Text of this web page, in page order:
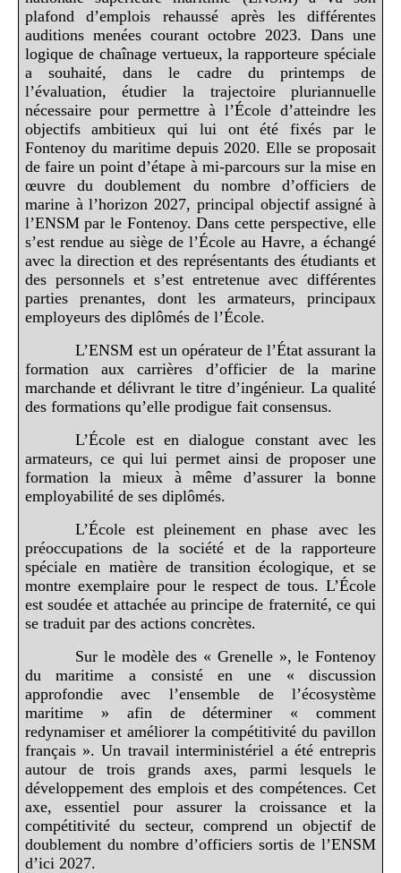
plafond d’emplois rehaussé après les différentes
auditions menées courant octobre 2023. Dans une
logique de chaînage vertueux, la rapporteure spéciale
a souhaité, dans le cadre du printemps de
l’évaluation, étudier la trajectoire pluriannuelle
nécessaire pour permettre à l’École d’atteindre les
objectifs ambitieux qui lui ont été fixés par le
Fontenoy du maritime depuis 2020. Elle se proposait
de faire un point d’étape à mi-parcours sur la mise en
œuvre du doublement du nombre d’officiers de
marine à l’horizon 2027, principal objectif assigné à
l’ENSM par le Fontenoy. Dans cette perspective, elle
s’est rendue au siège de l’École au Havre, a échangé
avec la direction et des représentants des étudiants et
des personnels et s’est entretenue avec différentes
parties prenantes, dont les armateurs, principaux
employeurs des diplômés de l’École.
L’ENSM est un opérateur de l’État assurant la
formation aux carrières d’officier de la marine
marchande et délivrant le titre d’ingénieur. La qualité
des formations qu’elle prodigue fait consensus.
L’École est en dialogue constant avec les
armateurs, ce qui lui permet ainsi de proposer une
formation la mieux à même d’assurer la bonne
employabilité de ses diplômés.
L’École est pleinement en phase avec les
préoccupations de la société et de la rapporteure
spéciale en matière de transition écologique, et se
montre exemplaire pour le respect de tous. L’École
est soudée et attachée au principe de fraternité, ce qui
se traduit par des actions concrètes.
Sur le modèle des « Grenelle », le Fontenoy
du maritime a consisté en une « discussion
approfondie avec l’ensemble de l’écosystème
maritime » afin de déterminer « comment
redynamiser et améliorer la compétitivité du pavillon
français ». Un travail interministériel a été entrepris
autour de trois grands axes, parmi lesquels le
développement des emplois et des compétences. Cet
axe, essentiel pour assurer la croissance et la
compétitivité du secteur, comprend un objectif de
doublement du nombre d’officiers sortis de l’ENSM
d’ici 2027.